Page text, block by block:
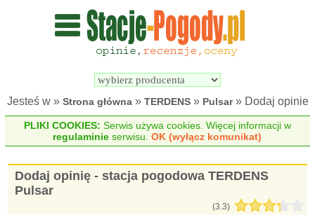
Wyszukiwarka
pogodowych
Jesteś w » Strona główna» TERDENS» Pulsar» Dodaj opinie
PLIKI COOKIES: Serwis używa cookies. Więcej informacji w
regulaminie serwisu.OK (wyłącz komunikat)
Dodaj opinię - stacja pogodowa TERDENS
Pulsar
(3.3)